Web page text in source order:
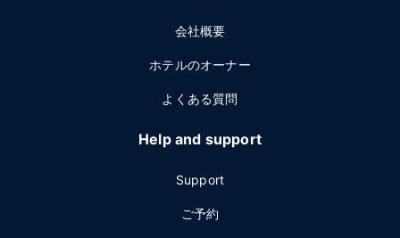
会社概要
ホテルのオーナー
よくある質問
Help and support
Support
ご予約